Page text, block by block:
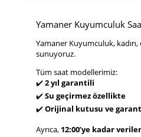
Yamaner Kuyumculuk
Yamaner Kuyumculuk,
sunuyoruz.
Tüm saat modellerimiz:
✔️2 yıl garantili
✔️Su geçirmez özellikte
✔️Orijinal kutusu ve
Ayrıca, 12:00’ye kadar